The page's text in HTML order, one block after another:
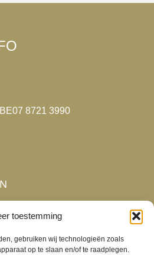
toestemming
gebruiken wij technologieën zoals
op te slaan en/of te raadplegen.
variaties.
8721 3990
- 18:00